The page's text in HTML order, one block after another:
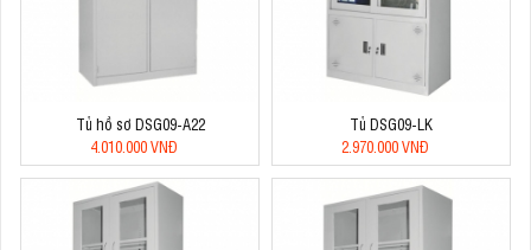
Tủ hồ sơ DSG09-A22
4.010.000 VNĐ
Tủ DSG09-LK
2.970.000 VNĐ